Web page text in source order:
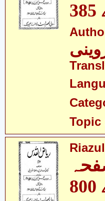
Topic
حصّہ 2 - صفحہ